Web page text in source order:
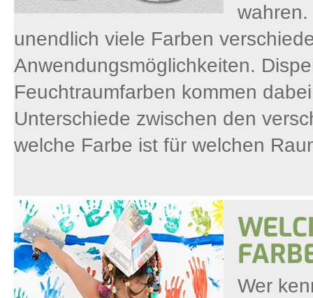
unendlich viele Farben
Anwendungsmöglichkeiten.
Feuchtraumfarben kommen
Unterschiede zwischen den
welche Farbe ist für welchen
Wer